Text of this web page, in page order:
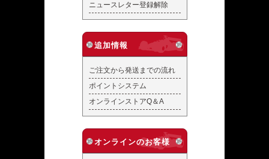
ニュースレター登録解除
追加情報
ご注文から発送までの流れ
ポイントシステム
オンラインストアQ＆A
オンラインのお客様